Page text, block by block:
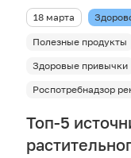
18 марта
Полезные продукты
Здоровые привычки
Роспотребнадзор
Топ-5